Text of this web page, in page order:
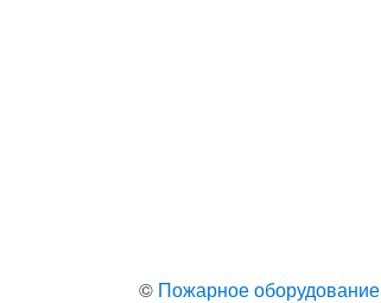
© Пожарное оборудование